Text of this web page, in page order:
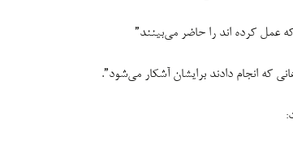
عمل کرده اند را حاضر می‌بینند”
که انجام دادند برایشان آشکار می‌شود”.